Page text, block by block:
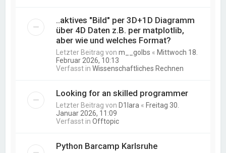
..aktives "Bild" per 3D+1D Diagramm
über 4D Daten z.B. per matplotlib,
aber wie und welches Format?
Letzter Beitrag vonm__golbs « Mittwoch 18.
Februar 2026, 10:13
Verfasst inWissenschaftliches Rechnen
Looking for an skilled programmer
Letzter Beitrag von D1lara « Freitag 30.
Januar 2026, 11:09
Verfasst inOfftopic
Python Barcamp Karlsruhe